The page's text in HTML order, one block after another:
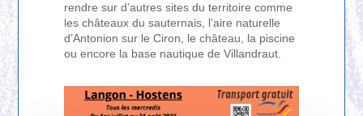
rendre sur d’autres sites du territoire comme
les châteaux du sauternais, l’aire naturelle
d’Antonion sur le Ciron, le château, la piscine
ou encore la base nautique de Villandraut.